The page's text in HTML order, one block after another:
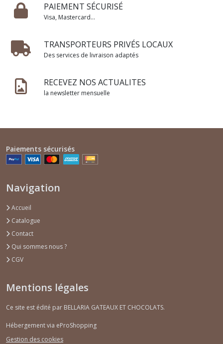
PAIEMENT SÉCURISÉ
Visa, Mastercard...
TRANSPORTEURS PRIVÉS LOCAUX
Des services de livraison adaptés
RECEVEZ NOS ACTUALITES
la newsletter mensuelle
Paiements sécurisés
Navigation
Accueil
Catalogue
Contact
Qui sommes nous ?
CGV
Mentions légales
Ce site est édité par BELLARIA GATEAUX ET CHOCOLATS.
Hébergement via eProShopping
Gestion des cookies